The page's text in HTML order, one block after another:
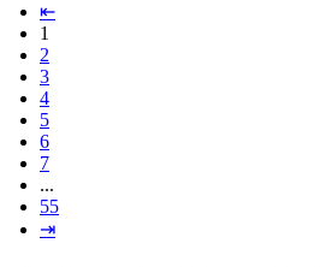
⇤
1
2
3
4
5
6
7
...
55
⇥